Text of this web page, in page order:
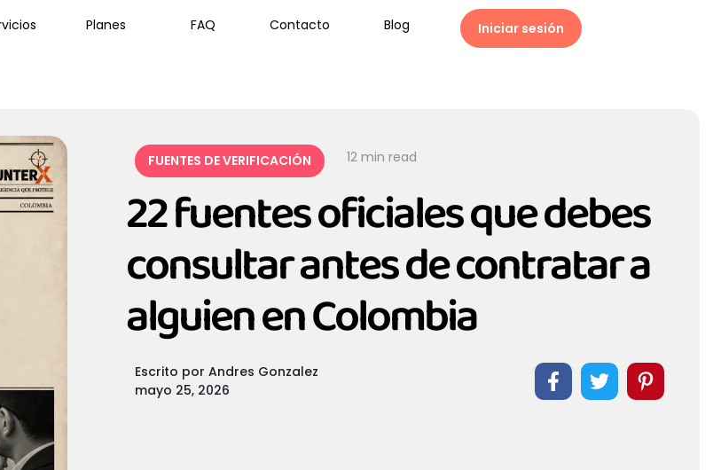
Planes FAQ Contacto Blog Iniciar sesión
FUENTES DE VERIFICACIÓN 12 min read
22 fuentes oficiales que debes
consultar antes de contratar a
alguien en Colombia
Escrito por Andres Gonzalez
mayo 25, 2026